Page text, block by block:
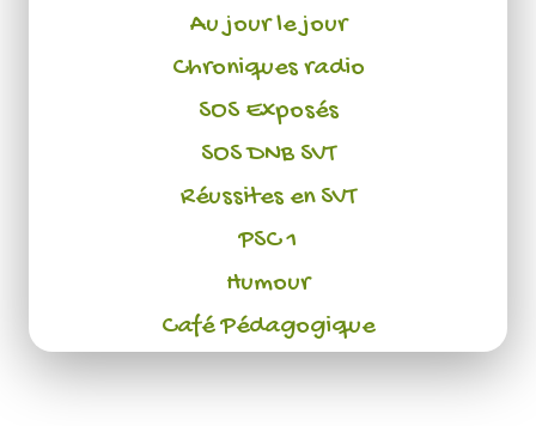
Au jour le jour
Chroniques radio
SOS Exposés
SOS DNB SVT
Réussites en SVT
PSC 1
Humour
Café Pédagogique